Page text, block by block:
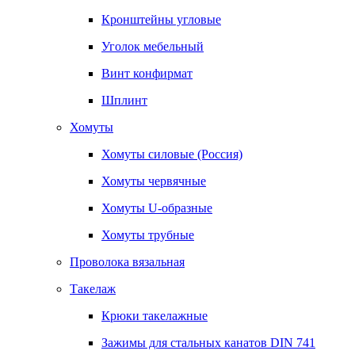
Кронштейны угловые
Уголок мебельный
Винт конфирмат
Шплинт
Хомуты
Хомуты силовые (Россия)
Хомуты червячные
Хомуты U-образные
Хомуты трубные
Проволока вязальная
Такелаж
Крюки такелажные
Зажимы для стальных канатов DIN 741